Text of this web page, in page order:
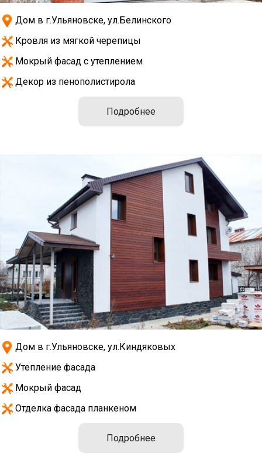
Дом в г.Ульяновске, ул.Белинского
Кровля из мягкой черепицы
Мокрый фасад с утеплением
Декор из пенополистирола
Подробнее
Дом в г.Ульяновске, ул.Киндяковых
Утепление фасада
Мокрый фасад
Отделка фасада планкеном
Подробнее